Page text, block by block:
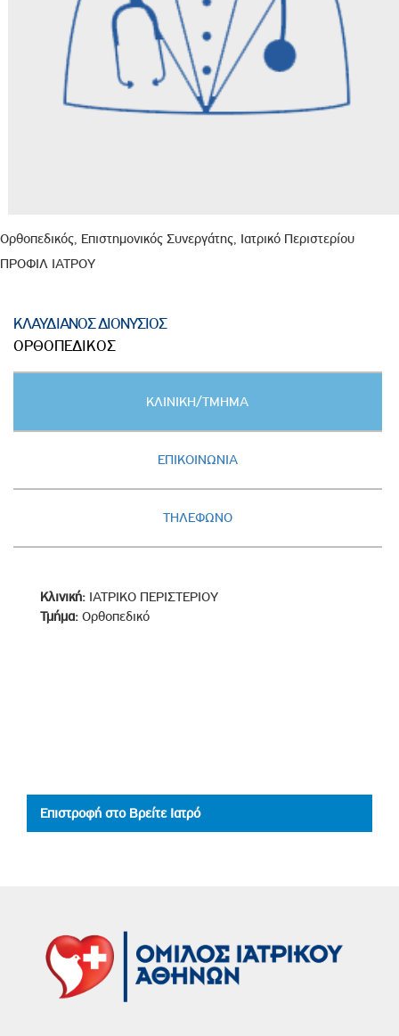
Ορθοπεδικός, Επιστημονικός Συνεργάτης, Ιατρικό Περιστερίου
ΠΡΟΦΙΛ ΙΑΤΡΟΥ
ΚΛΑΥΔΙΑΝΟΣ ΔΙΟΝΥΣΙΟΣ
ΟΡΘΟΠΕΔΙΚΟΣ
ΚΛΙΝΙΚΗ/ΤΜΗΜΑ
ΕΠΙΚΟΙΝΩΝΙΑ
ΤΗΛΕΦΩΝΟ
Κλινική: ΙΑΤΡΙΚΟ ΠΕΡΙΣΤΕΡΙΟΥ
Τμήμα: Ορθοπεδικό
Επιστροφή στο Βρείτε Ιατρό